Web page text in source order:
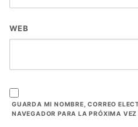
WEB
GUARDA MI NOMBRE, CORREO
NAVEGADOR PARA LA PRÓXIMA